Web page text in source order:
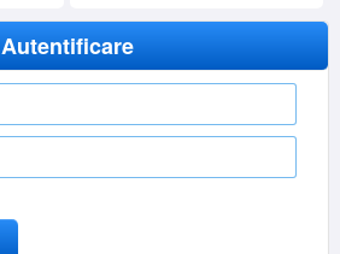
Autentificare